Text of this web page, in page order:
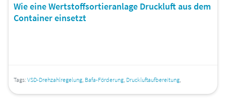
Wie eine Wertstoffsortieranlage Druckluft aus dem
Container einsetzt
Tags: VSD-Drehzahlregelung, Bafa-Förderung, Druckluftaufbereitung,